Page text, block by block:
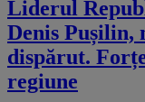
Liderul
Denis Pușilin,
dispărut.
regiune